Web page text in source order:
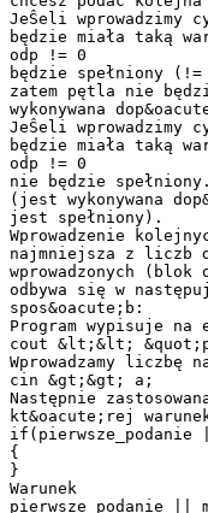
JeŜeli wprowadzimy
będzie miała taką
odp != 0
będzie spełniony
zatem pętla nie
wykonywana
JeŜeli wprowadzimy
będzie miała taką
odp != 0
nie będzie
(jest wykonywana
jest spełniony).
Wprowadzenie
najmniejsza z liczb
wprowadzonych (blok
odbywa się w
spos&oacute;b:
Program wypisuje
cout &lt;&lt;
Wprowadzamy liczbę
cin &gt;&gt; a;
Następnie
kt&oacute;rej
{
}
Warunek
pierwsze_podanie ||